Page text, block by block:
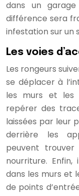
dans un
différence sera
infestation sur un
Les voies
Les rongeurs
se déplacer à
les murs et les
repérer des
laissées par leur
derrière les
peuvent
nourriture.
dans les murs et
de points